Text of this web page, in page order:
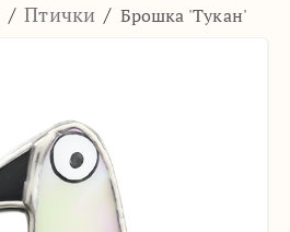
/ Птички / Брошка 'Тукан'